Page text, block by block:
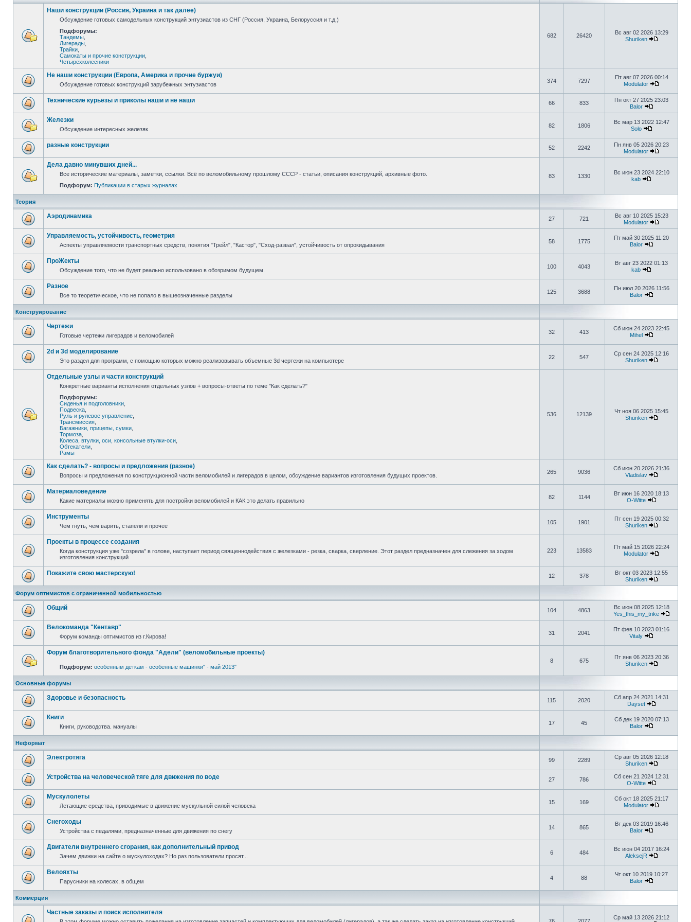
Наши конструкции (Россия, Украина и так далее)
Обсуждение готовых самодельных конструкций энтузиастов из СНГ (Россия, Украина, Белоруссия и т.д.)
Подфорумы:
Тандемы
Лигерады
Трайки
Самокаты и прочие конструкции
Четырехколесники
682 26420
Вс авг 02 2026 13:29
Shuriken
Не наши конструкции (Европа, Америка и прочие буржуи)
Обсуждение готовых конструкций зарубежных энтузиастов
374 7297
Пт авг 07 2026 00:14
Modulator
Технические курьёзы и приколы наши и не наши 66 833
Пн окт 27 2025 23:03
Balor
Железки
Обсуждение интересных железяк
82 1806
Вс мар 13 2022 12:47
Solo
разные конструкции 52 2242
Пн янв 05 2026 20:23
Modulator
Дела давно минувших дней...
Все исторические материалы, заметки, ссылки. Всё по веломобильному прошлому СССР - статьи, описания конструкций, архивные фото.
Подфорум: Публикации в старых журналах
83 1330
Вс июн 23 2024 22:10
kab
Теория
Аэродинамика 27 721
Вс авг 10 2025 15:23
Modulator
Управляемость, устойчивость, геометрия
Аспекты управляемости транспортных средств, понятия "Трейл", "Кастор", "Сход-развал", устойчивость от опрокидывания
58 1775
Пт май 30 2025 11:20
Balor
ПроЖекты
Обсуждение того, что не будет реально использовано в обозримом будущем.
100 4043
Вт авг 23 2022 01:13
kab
Разное
Все то теоретическое, что не попало в вышеозначенные разделы
125 3688
Пн июл 20 2026 11:56
Balor
Конструирование
Чертежи
Готовые чертежи лигерадов и веломобилей
32 413
Сб июн 24 2023 22:45
Mihel
2d и 3d моделирование
Это раздел для программ, с помощью которых можно реализовывать объемные 3d чертежи на компьютере
22 547
Ср сен 24 2025 12:16
Shuriken
Отдельные узлы и части конструкций
Конкретные варианты исполнения отдельных узлов + вопросы-ответы по теме "Как сделать?"
Подфорумы:
Сиденья и подголовники
Подвеска
Руль и рулевое управление
Трансмиссия
Багажники, прицепы, сумки
Тормоза
Колеса, втулки, оси, консольные втулки-оси
Обтекатели
Рамы
536 12139
Чт ноя 06 2025 15:45
Shuriken
Как сделать? - вопросы и предложения (разное)
Вопросы и предложения по конструкционной части веломобилей и лигерадов в целом, обсуждение вариантов изготовления будущих проектов.
265 9036
Сб июн 20 2026 21:36
Vladislav
Материаловедение
Какие материалы можно применять для постройки веломобилей и КАК это делать правильно
82 1144
Вт июн 16 2020 18:13
O-Witte
Инструменты
Чем гнуть, чем варить, стапели и прочее
105 1901
Пт сен 19 2025 00:32
Shuriken
Проекты в процессе создания
Когда конструкция уже "созрела" в голове, наступает период священнодействия с железками - резка, сварка, сверление. Этот раздел предназначен для слежения за ходом
изготовления конструкций
223 13583
Пт май 15 2026 22:24
Modulator
Покажите свою мастерскую! 12 378
Вт окт 03 2023 12:55
Shuriken
Форум оптимистов с ограниченной мобильностью
Общий 104 4863
Вс июн 08 2025 12:18
Yes_this_my_trike
Велокоманда "Кентавр"
Форум команды оптимистов из г.Кирова!
31 2041
Пт фев 10 2023 01:16
Vitaly
Форум благотворительного фонда "Адели" (веломобильные проекты)
Подфорум: особенным деткам - особенные машинки" - май 2013"
8 675
Пт янв 06 2023 20:36
Shuriken
Основные форумы
Здоровье и безопасность 115 2020
Сб апр 24 2021 14:31
Dayset
Книги
Книги, руководства. мануалы
17 45
Сб дек 19 2020 07:13
Balor
Неформат
Электротяга 99 2289
Ср авг 05 2026 12:18
Shuriken
Устройства на человеческой тяге для движения по воде 27 786
Сб сен 21 2024 12:31
O-Witte
Мускулолеты
Летающие средства, приводимые в движение мускульной силой человека
15 169
Сб окт 18 2025 21:17
Modulator
Снегоходы
Устройства с педалями, предназначенные для движения по снегу
14 865
Вт дек 03 2019 16:46
Balor
Двигатели внутреннего сгорания, как дополнительный привод
Зачем движки на сайте о мускулоходах? Но раз пользователи просят...
6 484
Вс июн 04 2017 16:24
AleksejR
Велояхты
Парусники на колесах, в общем
4 88
Чт окт 10 2019 10:27
Balor
Коммерция
Частные заказы и поиск исполнителя
Ср май 13 2026 21:12